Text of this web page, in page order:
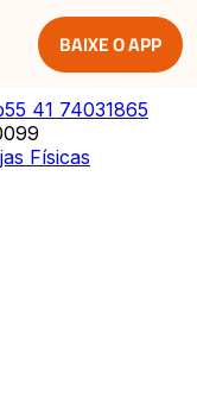
BAIXE O APP
55 41 74031865
Físicas